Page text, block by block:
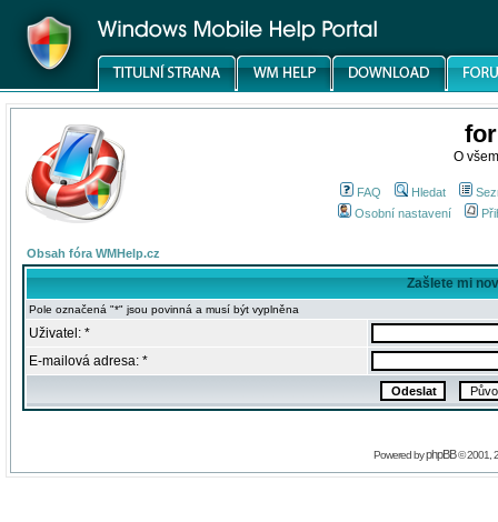
O
FAQ Hledat
Osobní nastavení
Obsah fóra WMHelp.cz
Zašlete mi
Pole označená "*" jsou povinná a musí být vyplněna
Uživatel: *
E-mailová adresa: *
Powered byphpBB© 2001,